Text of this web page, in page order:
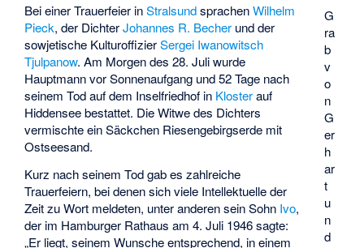
G
ra
b
v
o
n
G
er
h
ar
t
u
n
d
Bei einer Trauerfeier inStralsundsprachenWilhelm
Pieck, der DichterJohannes R. Becher und der
sowjetische KulturoffizierSergei Iwanowitsch
Tjulpanow. Am Morgen des 28. Juli wurde
Hauptmann vor Sonnenaufgang und 52 Tage nach
seinem Tod auf dem Inselfriedhof in Klosterauf
Hiddensee bestattet. Die Witwe des Dichters
vermischte ein Säckchen Riesengebirgserde mit
Ostseesand.
Kurz nach seinem Tod gab es zahlreiche
Trauerfeiern, bei denen sich viele Intellektuelle der
Zeit zu Wort meldeten, unter anderen sein Sohn Ivo,
der im Hamburger Rathaus am 4. Juli 1946 sagte:
„Er liegt, seinem Wunsche entsprechend, in einem